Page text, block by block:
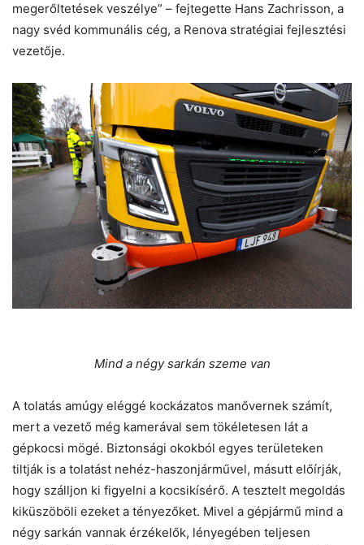
megerőltetések veszélye” – fejtegette Hans Zachrisson, a
nagy svéd kommunális cég, a Renova stratégiai fejlesztési
vezetője.
Mind a négy sarkán szeme van
A tolatás amúgy eléggé kockázatos manővernek számít,
mert a vezető még kamerával sem tökéletesen lát a
gépkocsi mögé. Biztonsági okokból egyes területeken
tiltják is a tolatást nehéz-haszonjárművel, másutt előírják,
hogy szálljon ki figyelni a kocsikísérő. A tesztelt megoldás
kiküszöböli ezeket a tényezőket. Mivel a gépjármű mind a
négy sarkán vannak érzékelők, lényegében teljesen